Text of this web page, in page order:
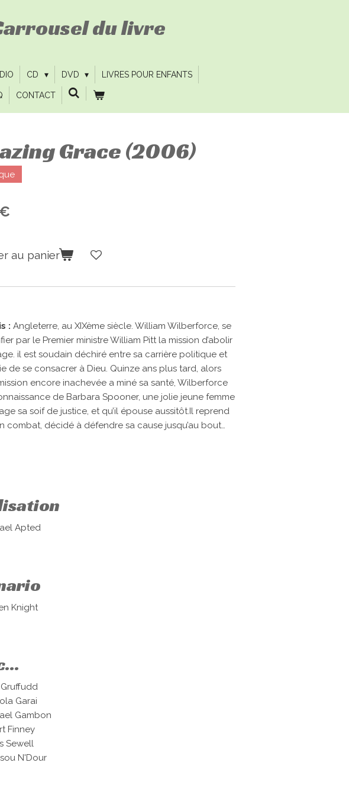
du livre
CD DVD LIVRES POUR ENFANTS
CONTACT
Grace (2006)
au panier
: Angleterre, au XIXème siècle. William Wilberforce, se
par le Premier ministre William Pitt la mission d’abolir
il est soudain déchiré entre sa carrière politique et
de se consacrer à Dieu. Quinze ans plus tard, alors
encore inachevée a miné sa santé, Wilberforce
de Barbara Spooner, une jolie jeune femme
sa soif de justice, et qu’il épouse aussitôt.Il reprend
combat, décidé à défendre sa cause jusqu’au bout…
Apted
Knight
Garai
Gambon
Finney
Sewell
N'Dour